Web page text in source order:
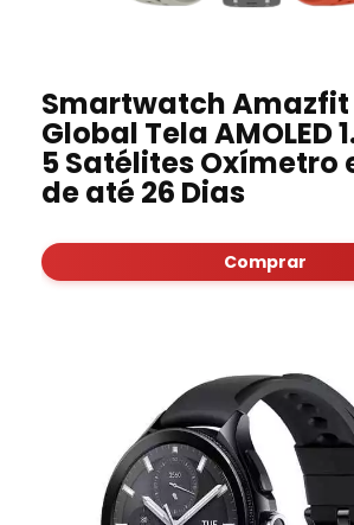
Smartwatch Amazfit
Global Tela AMOLED
5 Satélites Oxímetro
de até 26 Dias
Comprar